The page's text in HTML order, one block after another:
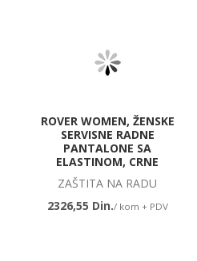
ROVER WOMEN, ŽENSKE
SERVISNE RADNE
PANTALONE SA
ELASTINOM, CRNE
ZAŠTITA NA RADU
2326,55 Din./ kom + PDV